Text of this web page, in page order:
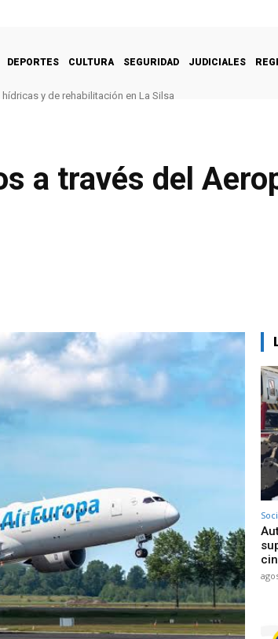
DEPORTES CULTURA SEGURIDAD JUDICIALES
y de rehabilitación en La Silsa
a través del